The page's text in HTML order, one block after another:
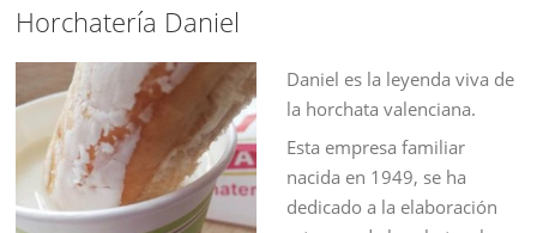
Horchatería Daniel
Daniel es la leyenda viva de
la horchata valenciana.
Esta empresa familiar
nacida en 1949, se ha
dedicado a la elaboración